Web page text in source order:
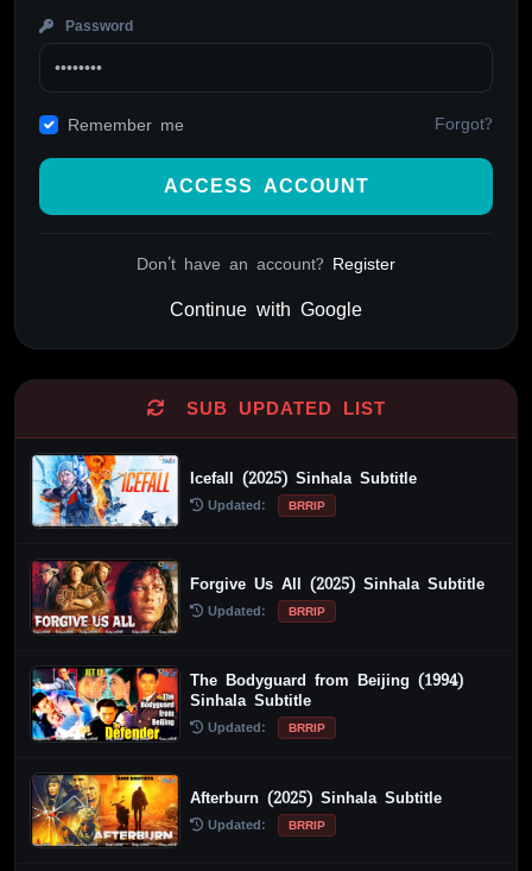
Password
Remember me Forgot?
ACCESS ACCOUNT
Don't have an account? Register
Continue with Google
SUB UPDATED LIST
Icefall (2025) Sinhala Subtitle
Updated: BRRIP
Forgive Us All (2025) Sinhala Subtitle
Updated: BRRIP
The Bodyguard from Beijing (1994)
Sinhala Subtitle
Updated: BRRIP
Afterburn (2025) Sinhala Subtitle
Updated: BRRIP